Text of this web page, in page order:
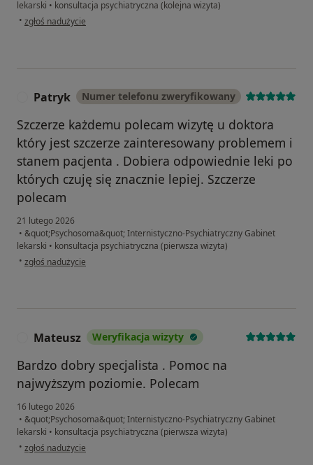
lekarski • konsultacja psychiatryczna (kolejna wizyta)
• w opinii użytkownika Joanna Z.
zgłoś nadużycie
Patryk Numer telefonu zweryfikowany
Szczerze każdemu polecam wizytę u doktora
który jest szczerze zainteresowany problemem i
stanem pacjenta . Dobiera odpowiednie leki po
których czuję się znacznie lepiej. Szczerze
polecam
21 lutego 2026
• &quot;Psychosoma&quot; Internistyczno-Psychiatryczny Gabinet
lekarski • konsultacja psychiatryczna (pierwsza wizyta)
• w opinii użytkownika Patryk
zgłoś nadużycie
Mateusz Weryfikacja wizyty
Bardzo dobry specjalista . Pomoc na
najwyższym poziomie. Polecam
16 lutego 2026
• &quot;Psychosoma&quot; Internistyczno-Psychiatryczny Gabinet
lekarski • konsultacja psychiatryczna (pierwsza wizyta)
• w opinii użytkownika Mateusz
zgłoś nadużycie